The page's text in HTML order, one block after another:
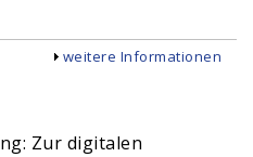
Anzeigen
weitere Informationen
Zur digitalen